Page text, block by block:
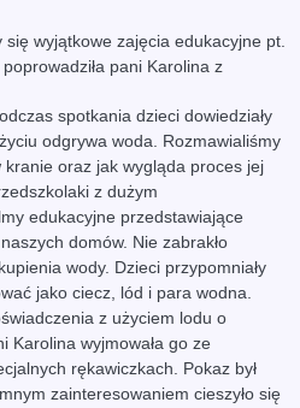
wyjątkowe zajęcia edukacyjne pt.
pani Karolina z
spotkania dzieci dowiedziały
odgrywa woda. Rozmawialiśmy
oraz jak wygląda proces jej
z dużym
edukacyjne przedstawiające
domów. Nie zabrakło
wody. Dzieci przypomniały
jako ciecz, lód i para wodna.
z użyciem lodu o
Karolina wyjmowała go ze
rękawiczkach. Pokaz był
zainteresowaniem cieszyło się